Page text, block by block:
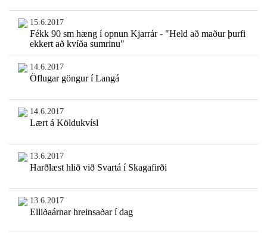
15.6.2017
Fékk 90 sm hæng í opnun Kjarrár - "Held að maður þurfi
ekkert að kvíða sumrinu"
14.6.2017
Öflugar göngur í Langá
14.6.2017
Lært á Köldukvísl
13.6.2017
Harðlæst hlið við Svartá í Skagafirði
13.6.2017
Elliðaárnar hreinsaðar í dag